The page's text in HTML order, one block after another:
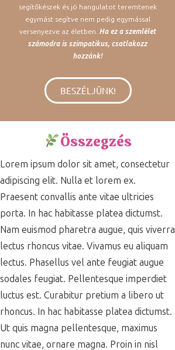
segítőkészek és jó hangulatot teremtenek
egymást segítve nem pedig egymással
versenyezve az életben. Ha ez a szemlélet
számodra is szimpatikus, csatlakozz
hozzánk!
BESZÉLJÜNK!
Összegzés
Lorem ipsum dolor sit amet, consectetur
adipiscing elit. Nulla et lorem ex.
Praesent convallis ante vitae ultricies
porta. In hac habitasse platea dictumst.
Nam euismod pharetra augue, quis viverra
lectus rhoncus vitae. Vivamus eu aliquam
lectus. Phasellus vel ante feugiat augue
sodales feugiat. Pellentesque imperdiet
luctus est. Curabitur pretium a libero ut
rhoncus. In hac habitasse platea dictumst.
Ut quis magna pellentesque, maximus
nunc vitae, ornare magna. Proin in nisl